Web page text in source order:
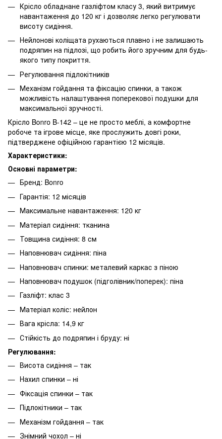
Крісло обладнане газліфтом класу 3, який витримує
навантаження до 120 кг і дозволяє легко регулювати
висоту сидіння.
Нейлонові коліщата рухаються плавно і не залишають
подряпин на підлозі, що робить його зручним для будь-
якого типу покриття.
Регулювання підлокітників
Механізм гойдання та фіксацію спинки, а також
можливість налаштування поперекової подушки для
максимальної зручності.
Крісло Bonro B-142 – це не просто меблі, а комфортне
робоче та ігрове місце, яке прослужить довгі роки,
підтверджене офіційною гарантією 12 місяців.
Характеристики:
Основні параметри:
Бренд: Bonro
Гарантія: 12 місяців
Максимальне навантаження: 120 кг
Матеріал сидіння: тканина
Товщина сидіння: 8 см
Наповнювач сидіння: піна
Наповнювач спинки: металевий каркас з піною
Наповнювач подушок (підголівник/поперек): піна
Газліфт: клас 3
Матеріал коліс: нейлон
Вага крісла: 14,9 кг
Стійкість до подряпин і бруду: ні
Регулювання:
Висота сидіння – так
Нахил спинки – ні
Фіксація спинки – так
Підлокітники – так
Механізм гойдання – так
Знімний чохол – ні